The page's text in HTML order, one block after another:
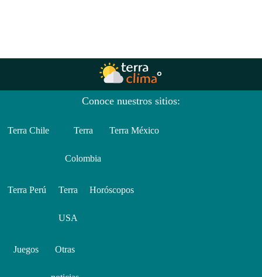
Conoce nuestros sitios:
Terra Chile Terra
Colombia
Terra México
Terra Perú Terra
USA
Horóscopos
Juegos Otras